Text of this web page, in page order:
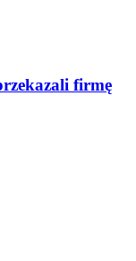
firmę